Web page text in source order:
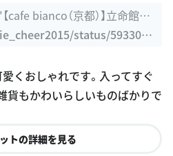
status/5933051
くおしゃれです。入ってすぐ
もかわいらしいものばかりで